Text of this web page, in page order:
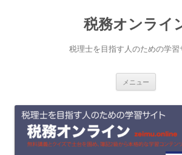
へ
税務オンライ
税理士を目指す人のための学習
メニュー